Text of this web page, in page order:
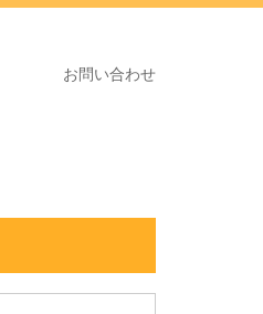
お問い合わせ